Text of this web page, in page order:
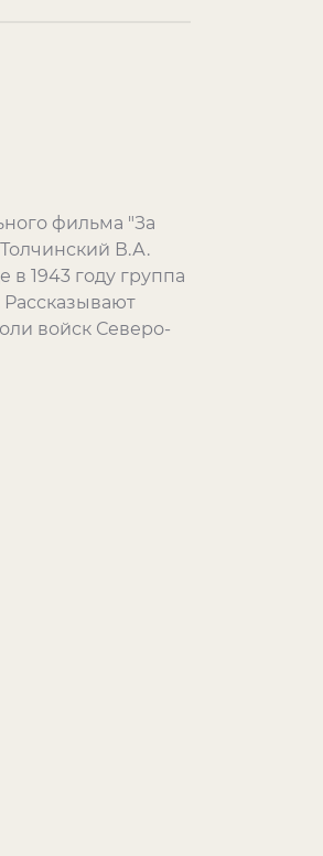
фильма "За
В.А.
1943 году группа
Рассказывают
войск Северо-